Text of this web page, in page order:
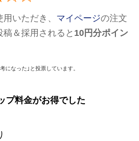
いただき、 マイページの注文
＆採用されると 10円分ポイン
になった｣と投票しています。
プ料金がお得でした